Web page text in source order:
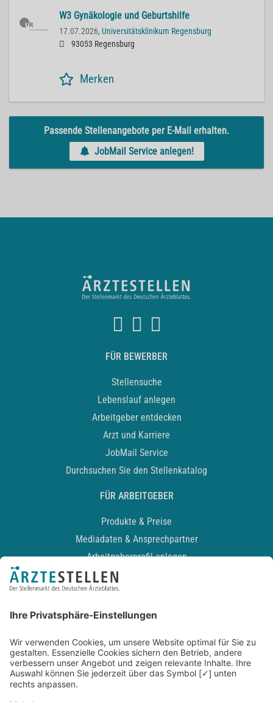
W3 Gynäkologie und Geburtshilfe
17.07.2026, Universitätsklinikum Regensburg
93053 Regensburg
Merken
Passende Stellenangebote per E-Mail erhalten.
JobMail Service anlegen!
FÜR BEWERBER
Stellensuche
Lebenslauf anlegen
Arbeitgeber entdecken
Arzt und Karriere
JobMail Service
Durchsuchen Sie den Stellenkatalog
FÜR ARBEITGEBER
Produkte & Preise
Mediadaten & Ansprechpartner
Arbeitgeberprofil anlegen
Recruiting-Podcast
Kontakt
Datenschutz
Newsletter